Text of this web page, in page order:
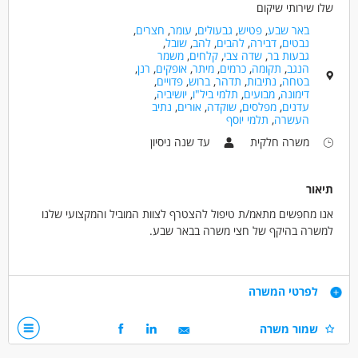
בני 40 פלוס
שלו שירותי שיקום
באר שבע,פטיש, גבעולים, עומר, חצרים,
נבטים,דבירה,להבים,להב,שובל,
גבעות בר,שדה צבי,קלחים,משמר
הנגב, תקומה,כרמים,מיתר,אופקים, רנן,
בטחה, נתיבות, תדהר,ברוש,פדויים,
דימונה,מבועים, תלמי ביל"ו,יושיביה,
עדנים,מפלסים,שוקדה,אורים, נתיב
העשרה, תלמי יוסף
משרה חלקית
עד שנה ניסיון
תיאור
אנו מחפשים מתאמ/ת טיפול להצטרף לצוות המוביל והמקצועי שלנו
למשרה בהיקף של חצי משרה בבאר שבע.
ליווי אישי של האנשים החיים בקהילה ומתמודדים עם אתגרים נפשיים,
הדרכת צוות מדריכים, בניית תוכניות שיקום ועבודה משותפת עם גורמים
תינתן הדרכה מקצועית קבועה.
דרישות
תואר ראשון בעבודה סוציאלית/ תואר ראשון בריפוי ועיסוק/ סטודנטים
בשנה ג' לתואר בעבודה סוציאלית – חובה!
לפרטי המשרה
שמור משרה